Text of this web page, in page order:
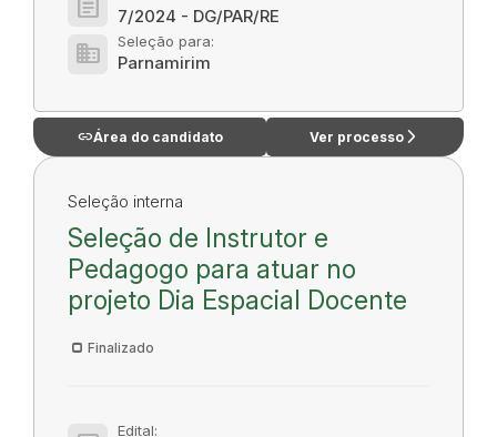
7/2024 - DG/PAR/RE
domain Seleção para:
Parnamirim
linkÁrea do candidato Ver processo arrow_forward_ios
Seleção interna
Seleção de Instrutor e
Pedagogo para atuar no
projeto Dia Espacial Docente
Finalizado
Edital: